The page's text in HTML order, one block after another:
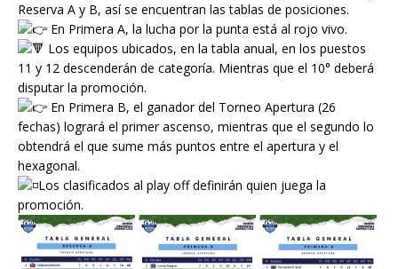
Reserva A y B, así se encuentran las tablas de posiciones.
En Primera A, la lucha por la punta está al rojo vivo.
Los equipos ubicados, en la tabla anual, en los puestos
11 y 12 descenderán de categoría. Mientras que el 10° deberá
disputar la promoción.
En Primera B, el ganador del Torneo Apertura (26
fechas) logrará el primer ascenso, mientras que el segundo lo
obtendrá el que sume más puntos entre el apertura y el
hexagonal.
Los clasificados al play off definirán quien juega la
promoción.